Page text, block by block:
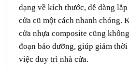
dạng về kích thước, dễ dàng
cửa cũ một cách nhanh chóng.
cửa nhựa composite cũng
đoạn bảo dưỡng, giúp giảm
việc duy trì nhà cửa.